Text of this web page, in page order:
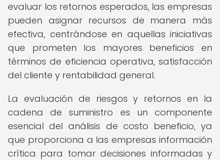
evaluar los retornos esperados, las empresas
pueden asignar recursos de manera más
efectiva, centrándose en aquellas iniciativas
que prometen los mayores beneficios en
términos de eficiencia operativa, satisfacción
del cliente y rentabilidad general.
La evaluación de riesgos y retornos en la
cadena de suministro es un componente
esencial del análisis de costo beneficio, ya
que proporciona a las empresas información
crítica para tomar decisiones informadas y